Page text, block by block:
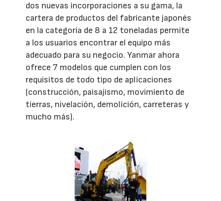
dos nuevas incorporaciones a su gama, la
cartera de productos del fabricante japonés
en la categoría de 8 a 12 toneladas permite
a los usuarios encontrar el equipo más
adecuado para su negocio. Yanmar ahora
ofrece 7 modelos que cumplen con los
requisitos de todo tipo de aplicaciones
(construcción, paisajismo, movimiento de
tierras, nivelación, demolición, carreteras y
mucho más).